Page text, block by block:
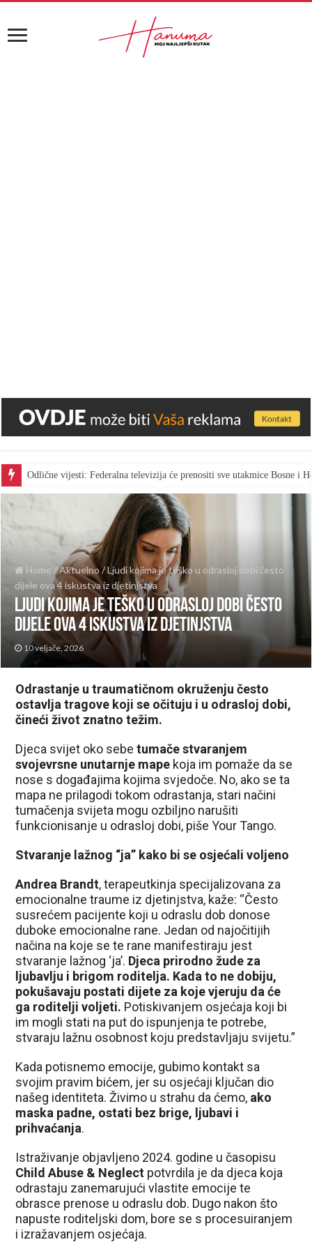
Odlične vijesti: Federalna televizija će prenositi sve utakmice Bosne i
Home /Aktuelno/Ljudi kojima je teško u odrasloj dobi često
dijele ova 4 iskustva iz djetinjstva
Ljudi kojima je teško u odrasloj dobi često
dijele ova 4 iskustva iz djetinjstva
10 veljače, 2026
Odrastanje u traumatičnom okruženju često
ostavlja tragove koji se očituju i u odrasloj dobi,
čineći život znatno težim.
Djeca svijet oko sebe tumače stvaranjem
svojevrsne unutarnje mape koja im pomaže da se
nose s događajima kojima svjedoče. No, ako se ta
mapa ne prilagodi tokom odrastanja, stari načini
tumačenja svijeta mogu ozbiljno narušiti
funkcionisanje u odrasloj dobi, piše Your Tango.
Stvaranje lažnog “ja” kako bi se osjećali voljeno
Andrea Brandt, terapeutkinja specijalizovana za
emocionalne traume iz djetinjstva, kaže: “Često
susrećem pacijente koji u odraslu dob donose
duboke emocionalne rane. Jedan od najočitijih
načina na koje se te rane manifestiraju jest
stvaranje lažnog ‘ja’. Djeca prirodno žude za
ljubavlju i brigom roditelja. Kada to ne dobiju,
pokušavaju postati dijete za koje vjeruju da će
ga roditelji voljeti. Potiskivanjem osjećaja koji bi
im mogli stati na put do ispunjenja te potrebe,
stvaraju lažnu osobnost koju predstavljaju svijetu.”
Kada potisnemo emocije, gubimo kontakt sa
svojim pravim bićem, jer su osjećaji ključan dio
našeg identiteta. Živimo u strahu da ćemo, ako
maska padne, ostati bez brige, ljubavi i
prihvaćanja.
Istraživanje objavljeno 2024. godine u časopisu
Child Abuse & Neglect potvrdila je da djeca koja
odrastaju zanemarujući vlastite emocije te
obrasce prenose u odraslu dob. Dugo nakon što
napuste roditeljski dom, bore se s procesuiranjem
i izražavanjem osjećaja.